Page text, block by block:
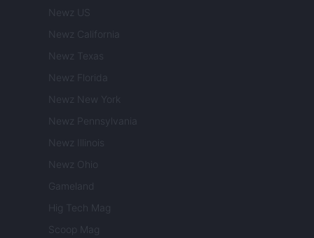
Newz US
Newz California
Newz Texas
Newz Florida
Newz New York
Newz Pennsylvania
Newz Illinois
Newz Ohio
Gameland
Hig Tech Mag
Scoop Mag